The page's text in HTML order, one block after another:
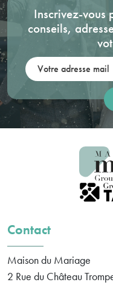
Inscrivez-vous
conseils,
Contact
Maison du Mariage
2 Rue du Château